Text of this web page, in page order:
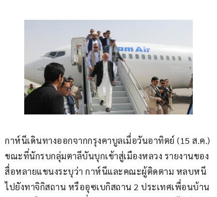
กาห์นีเดินทางออกจากกรุงคาบูลเมื่อวันอาทิตย์ (15 ส.ค.)
ขณะที่นักรบกลุ่มตาลีบันบุกเข้าสู่เมืองหลวง รายงานของ
สื่อหลายแขนงระบุว่า กาห์นีและคณะผู้ติดตาม หลบหนี
ไปยังทาจิกิสถาน หรืออุซเบกิสถาน 2 ประเทศเพื่อนบ้าน